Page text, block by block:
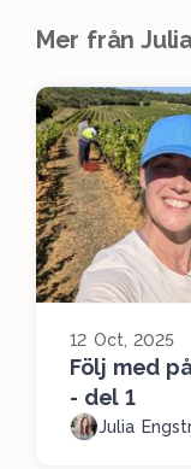
Mer från
12 Oct, 2025
Följ med
- del 1
Julia